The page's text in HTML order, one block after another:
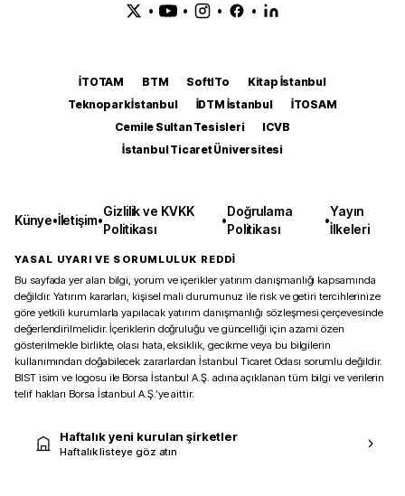
• • • •
İTOTAM BTM SoftITo
Kitap İstanbul
Teknopark İstanbul
İDTM İstanbul
İTOSAM
Cemile Sultan Tesisleri
ICVB
İstanbul Ticaret Üniversitesi
Künye•İletişim•
Gizlilik ve KVKK
Politikası
•
Doğrulama
Politikası
•
Yayın
İlkeleri
YASAL UYARI VE SORUMLULUK REDDİ
Bu sayfada yer alan bilgi, yorum ve içerikler yatırım danışmanlığı kapsamında
değildir. Yatırım kararları, kişisel mali durumunuz ile risk ve getiri tercihlerinize
göre yetkili kurumlarla yapılacak yatırım danışmanlığı sözleşmesi çerçevesinde
değerlendirilmelidir. İçeriklerin doğruluğu ve güncelliği için azami özen
gösterilmekle birlikte, olası hata, eksiklik, gecikme veya bu bilgilerin
kullanımından doğabilecek zararlardan İstanbul Ticaret Odası sorumlu değildir.
BIST isim ve logosu ile Borsa İstanbul A.Ş. adına açıklanan tüm bilgi ve verilerin
telif hakları Borsa İstanbul A.Ş.’ye aittir.
Haftalık yeni kurulan şirketler
Haftalık listeye göz atın